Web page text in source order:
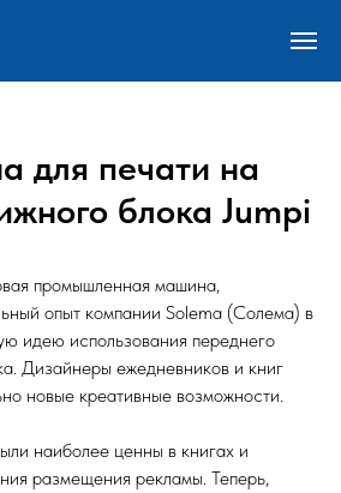
для печати на
блока Jumpi
промышленная машина,
опыт компании Solema (Солема) в
идею использования переднего
Дизайнеры ежедневников и книг
новые креативные возможности.
наиболее ценны в книгах и
размещения рекламы. Теперь,